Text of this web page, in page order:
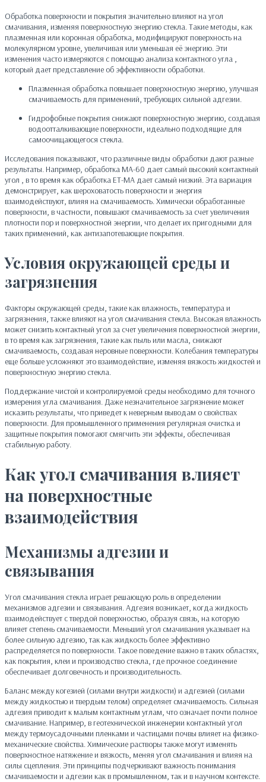
Обработка поверхности и покрытия значительно влияют на угол
смачивания, изменяя поверхностную энергию стекла. Такие методы, как
плазменная или коронная обработка, модифицируют поверхность на
молекулярном уровне, увеличивая или уменьшая её энергию. Эти
изменения часто измеряются с помощью анализа контактного угла ,
который дает представление об эффективности обработки.
Плазменная обработка повышает поверхностную энергию, улучшая
смачиваемость для применений, требующих сильной адгезии.
Гидрофобные покрытия снижают поверхностную энергию, создавая
водоотталкивающие поверхности, идеально подходящие для
самоочищающегося стекла.
Исследования показывают, что различные виды обработки дают разные
результаты. Например, обработка MA-60 дает самый высокий контактный
угол , в то время как обработка ET-MA дает самый низкий. Эта вариация
демонстрирует, как шероховатость поверхности и энергия
взаимодействуют, влияя на смачиваемость. Химически обработанные
поверхности, в частности, повышают смачиваемость за счет увеличения
плотности пор и поверхностной энергии, что делает их пригодными для
таких применений, как антизапотевающие покрытия.
Условия окружающей среды и
загрязнения
Факторы окружающей среды, такие как влажность, температура и
загрязнения, также влияют на угол смачивания стекла. Высокая влажность
может снизить контактный угол за счет увеличения поверхностной энергии,
в то время как загрязнения, такие как пыль или масла, снижают
смачиваемость, создавая неровные поверхности. Колебания температуры
еще больше усложняют это взаимодействие, изменяя вязкость жидкостей и
поверхностную энергию стекла.
Поддержание чистой и контролируемой среды необходимо для точного
измерения угла смачивания. Даже незначительное загрязнение может
исказить результаты, что приведет к неверным выводам о свойствах
поверхности. Для промышленного применения регулярная очистка и
защитные покрытия помогают смягчить эти эффекты, обеспечивая
стабильную работу.
Как угол смачивания влияет
на поверхностные
взаимодействия
Механизмы адгезии и
связывания
Угол смачивания стекла играет решающую роль в определении
механизмов адгезии и связывания. Адгезия возникает, когда жидкость
взаимодействует с твердой поверхностью, образуя связь, на которую
влияет степень смачиваемости. Меньший угол смачивания указывает на
более сильную адгезию, так как жидкость более эффективно
распределяется по поверхности. Такое поведение важно в таких областях,
как покрытия, клеи и производство стекла, где прочное соединение
обеспечивает долговечность и производительность.
Баланс между когезией (силами внутри жидкости) и адгезией (силами
между жидкостью и твердым телом) определяет смачиваемость. Сильная
адгезия приводит к малым контактным углам, что означает почти полное
смачивание. Например, в геотехнической инженерии контактный угол
между термоусадочными пленками и частицами почвы влияет на физико-
механические свойства. Химические растворы также могут изменять
поверхностное натяжение и вязкость, меняя угол смачивания и влияя на
силы сцепления. Эти принципы подчеркивают важность понимания
смачиваемости и адгезии как в промышленном, так и в научном контексте.